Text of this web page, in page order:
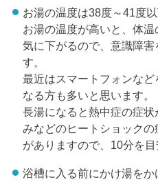
お湯の温度は38度～41度
お湯の温度が高いと、体
気に下がるので、意識障
す。
最近はスマートフォンな
なる方も多いと思います。
長湯になると熱中症の症
みなどのヒートショック
がありますので、10分を目
浴槽に入る前にかけ湯を